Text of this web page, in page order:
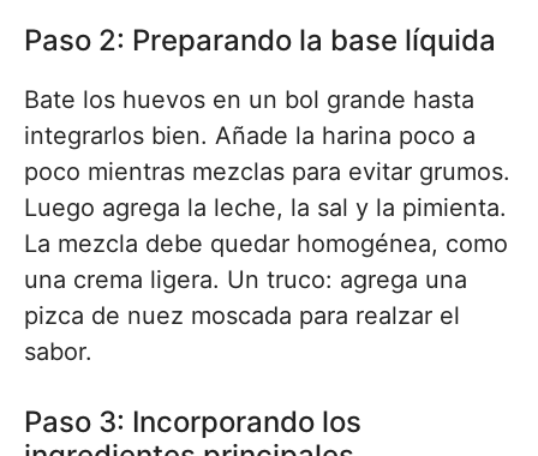
Paso 2: Preparando la base líquida
Bate los huevos en un bol grande hasta
integrarlos bien. Añade la harina poco a
poco mientras mezclas para evitar grumos.
Luego agrega la leche, la sal y la pimienta.
La mezcla debe quedar homogénea, como
una crema ligera. Un truco: agrega una
pizca de nuez moscada para realzar el
sabor.
Paso 3: Incorporando los